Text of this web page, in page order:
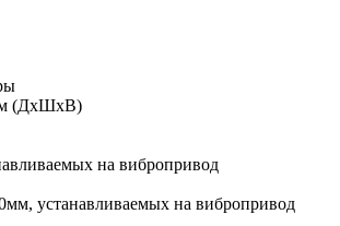
(ДхШхВ)
на вибропривод
устанавливаемых на вибропривод